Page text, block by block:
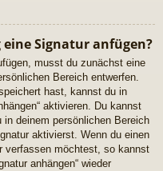
Signatur anfügen?
musst du zunächst eine
Bereich entwerfen.
hast, kannst du in
aktivieren. Du kannst
deinem persönlichen Bereich
aktivierst. Wenn du einen
verfassen möchtest, so kannst
anhängen“ wieder